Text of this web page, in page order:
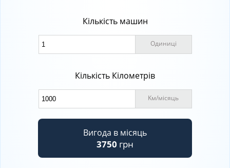
Кількість машин
Одиниці
Кількість Кілометрів
Kм/місяць
Вигода в місяць
3750 грн